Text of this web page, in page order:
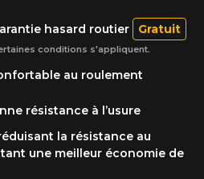
au roulement
résistance à l’usure
la résistance au
une meilleur économie de
hasard routier Gratuit
conditions s'appliquent.